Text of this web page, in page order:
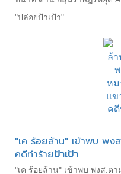
"ปล่อยป้าเป้า"
"เค ร้อยล้าน" เข้าพบ พง
คดีทำร้ายป้าเป้า
"เค ร้อยล้าน" เข้าพบ พงส.ต